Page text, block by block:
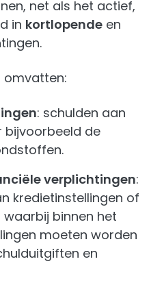
net als het actief,
in kortlopende en
omvatten:
: schulden aan
bijvoorbeeld de
verplichtingen:
kredietinstellingen of
binnen het
moeten worden
en